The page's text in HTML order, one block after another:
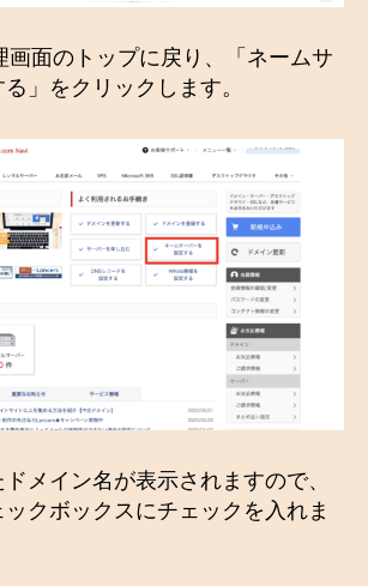
画面のトップに戻り、「ネームサ
」をクリックします。
メイン名が表示されますので、
クボックスにチェックを入れま